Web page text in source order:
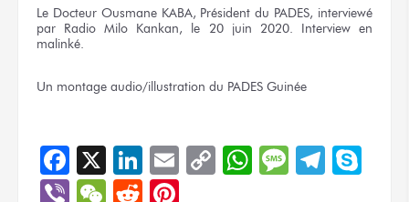
Le Docteur Ousmane KABA, Président du PADES, interviewé
par Radio Milo Kankan, le 20 juin 2020. Interview en
malinké.
Un montage audio/illustration du PADES Guinée
Facebook
X LinkedIn
EmailCopyWhatsApp
Message
ViberWeChat
Reddit